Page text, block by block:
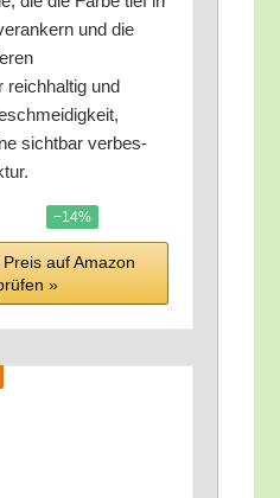
und die
reich­hal­tig und
sicht­bar ver­bes­
−14%
auf Ama­zon
»